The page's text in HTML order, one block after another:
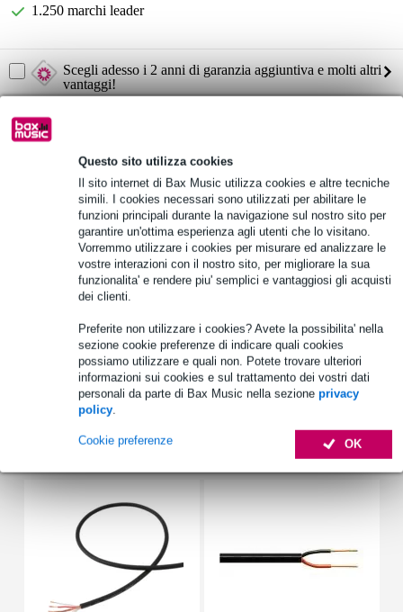
Questo sito utilizza cookies
Il sito internet di Bax Music utilizza cookies e altre tecniche
simili. I cookies necessari sono utilizzati per abilitare le
funzioni principali durante la navigazione sul nostro sito per
garantire un'ottima esperienza agli utenti che lo visitano.
Vorremmo utilizzare i cookies per misurare ed analizzare le
vostre interazioni con il nostro sito, per migliorare la sua
funzionalita' e rendere piu' semplici e vantaggiosi gli acquisti
dei clienti.
Preferite non utilizzare i cookies? Avete la possibilita' nella
sezione cookie preferenze di indicare quali cookies
possiamo utilizzare e quali non. Potete trovare ulteriori
informazioni sui cookies e sul trattamento dei vostri dati
personali da parte di Bax Music nella sezione privacy
policy.
OK
Cookie preferenze
1.250 marchi leader
Scegli adesso i 2 anni di garanzia aggiuntiva e molti altri
vantaggi!
Informazioni sul prodotto
ingressi: ingresso di linea tramite 4 terminali a filo
uscite: altoparlanti tramite 4 terminali a filo
4x 150 W RMS (4 Ohm)
4x 80 W RMS (8 Ohm)
Specifiche complete
Vedi anche (3)
Accessori (3)